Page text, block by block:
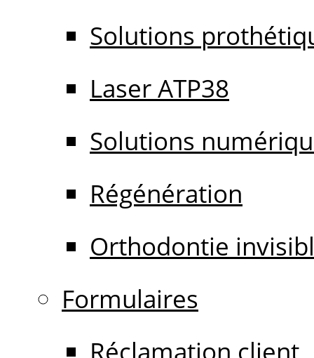
Solutions
Laser ATP38
Solutions
Régénération
Orthodontie
Formulaires
Réclamation client